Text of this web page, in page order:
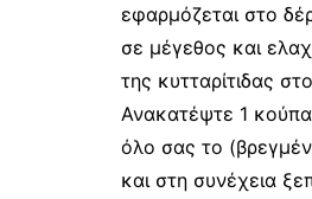
εφαρμόζεται στο
σε μέγεθος και
της κυτταρίτιδας
Ανακατέψτε 1
όλο σας το
και στη συνέχεια